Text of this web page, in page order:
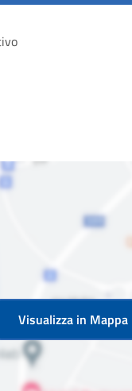
Visualizza in Mappa